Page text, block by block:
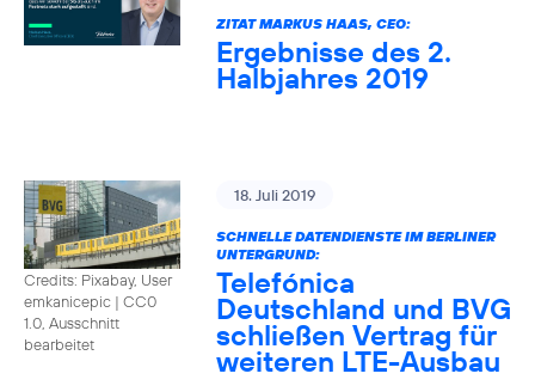
ZITAT MARKUS HAAS, CEO:
Ergebnisse des 2.
Halbjahres 2019
Credits: Pixabay, User
emkanicepic | CC0
1.0, Ausschnitt
bearbeitet
18. Juli 2019
SCHNELLE DATENDIENSTE IM BERLINER
UNTERGRUND:
Telefónica
Deutschland und BVG
schließen Vertrag für
weiteren LTE-Ausbau